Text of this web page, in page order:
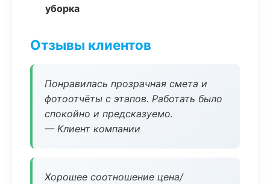
уборка
Отзывы клиентов
Понравилась прозрачная смета и
фотоотчёты с этапов. Работать было
спокойно и предсказуемо.
— Клиент компании
Хорошее соотношение цена/